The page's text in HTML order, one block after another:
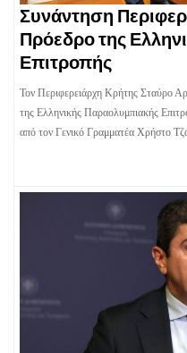
Συνάντηση
Πρόεδρο της
Επιτροπής
Τον Περιφερειάρχη Κρήτης Σταύρο
της Ελληνικής Παραολυμπιακής
από τον Γενικό Γραμματέα Χρήστο